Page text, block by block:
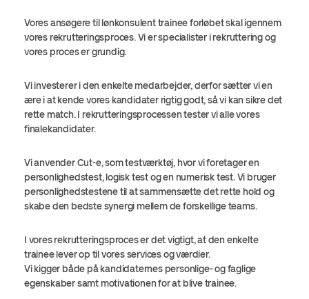
Vores ansøgere til lønkonsulent trainee forløbet skal igennem
vores rekrutteringsproces. Vi er specialister i rekruttering og
vores proces er grundig.
Vi investerer i den enkelte medarbejder, derfor sætter vi en
ære i at kende vores kandidater rigtig godt, så vi kan sikre det
rette match. I rekrutteringsprocessen tester vi alle vores
finalekandidater.
Vi anvender Cut-e, som testværktøj, hvor vi foretager en
personlighedstest, logisk test og en numerisk test. Vi bruger
personlighedstestene til at sammensætte det rette hold og
skabe den bedste synergi mellem de forskellige teams.
I vores rekrutteringsproces er det vigtigt, at den enkelte
trainee lever op til vores services og værdier.
Vi kigger både på kandidaternes personlige- og faglige
egenskaber samt motivationen for at blive trainee.